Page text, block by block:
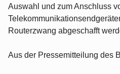
Auswahl und zum Anschluss
Routerzwang abgeschafft
Aus der Pressemitteilung des